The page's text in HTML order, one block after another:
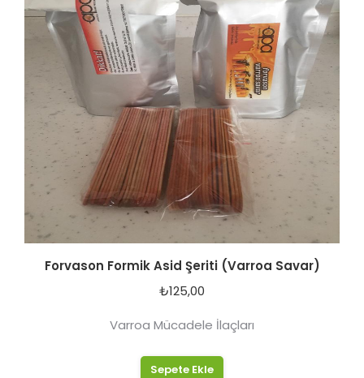
Forvason Formik Asid Şeriti (Varroa Savar)
₺125,00
Varroa Mücadele İlaçları
Sepete Ekle